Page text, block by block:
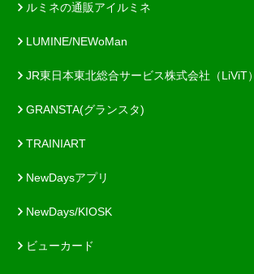
ルミネの通販アイルミネ
LUMINE/NEWoMan
JR東日本東北総合サービス株式会社（LiViT）
GRANSTA(グランスタ)
TRAINIART
NewDaysアプリ
NewDays/KIOSK
ビューカード